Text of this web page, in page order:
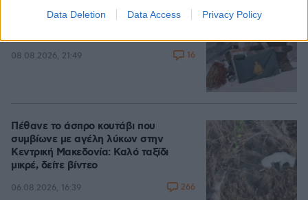
Data Deletion Data Access Privacy Policy
Οι «Πράσινες Μπότες»: 30 χρόνια
μετά, το Έβερεστ μπορεί να δώσει
08.08.2026, 21:49 16
Πέθανε το άσπρο κουτάβι που
συμβίωνε με αγέλη λύκων στην
Κεντρική Μακεδονία: Καλό ταξίδι
μικρέ, δείτε βίντεο
06.08.2026, 16:39 266